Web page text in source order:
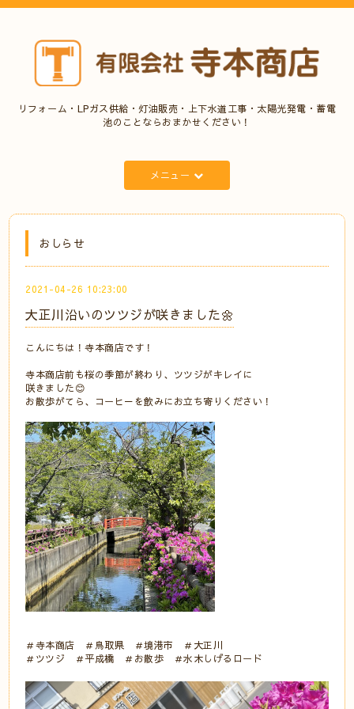
リフォーム・LPガス供給・灯油販売・上下水道工事・太陽光発電・蓄電
池のことならおまかせください！
メニュー
おしらせ
2021-04-26 10:23:00
大正川沿いのツツジが咲きました🌼
こんにちは！寺本商店です！
寺本商店前も桜の季節が終わり、ツツジがキレイに
咲きました😊
お散歩がてら、コーヒ－を飲みにお立ち寄りください！
＃寺本商店 ＃鳥取県 ＃境港市 ＃大正川
＃ツツジ ＃平成橋 ＃お散歩 ＃水木しげるロード